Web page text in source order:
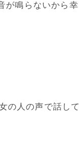
が鳴らないから幸
の人の声で話して